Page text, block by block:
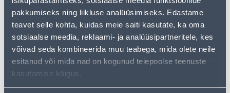
pakkumiseks ning liikluse analüüsimiseks. Edastame
teavet selle kohta, kuidas meie saiti kasutate, ka oma
sotsiaalse meedia, reklaami- ja analüüsipartneritele, kes
võivad seda kombineerida muu teabega, mida olete neile
esitanud või mida nad on kogunud teiepoolse teenuste
kasutamise käigus.
Ежемесячный платеж 15.09 €
Предполагаемая доставка 4,19 € от 2-5 tööpäeva